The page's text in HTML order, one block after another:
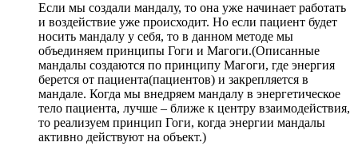
Если мы создали мандалу, то она уже начинает работать
и воздействие уже происходит. Но если пациент будет
носить мандалу у себя, то в данном методе мы
объединяем принципы Гоги и Магоги.(Описанные
мандалы создаются по принципу Магоги, где энергия
берется от пациента(пациентов) и закрепляется в
мандале. Когда мы внедряем мандалу в энергетическое
тело пациента, лучше – ближе к центру взаимодействия,
то реализуем принцип Гоги, когда энергии мандалы
активно действуют на объект.)